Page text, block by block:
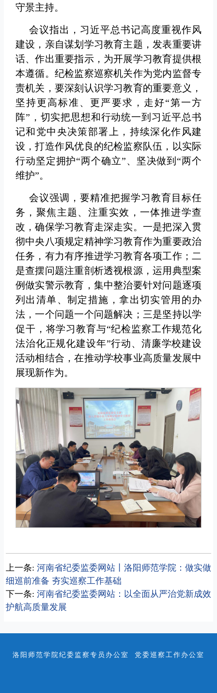
守景主持。
会议指出，习近平总书记高度重视作风
建设，亲自谋划学习教育主题，发表重要讲
话、作出重要指示，为开展学习教育提供根
本遵循。纪检监察巡察机关作为党内监督专
责机关，要深刻认识学习教育的重要意义，
坚持更高标准、更严要求，走好“第一方
阵”，切实把思想和行动统一到习近平总书
记和党中央决策部署上，持续深化作风建
设，打造作风优良的纪检监察队伍，以实际
行动坚定拥护“两个确立”、坚决做到“两个
维护”。
会议强调，要精准把握学习教育目标任
务，聚焦主题、注重实效，一体推进学查
改，确保学习教育走深走实。一是把深入贯
彻中央八项规定精神学习教育作为重要政治
任务，有力有序推进学习教育各项工作；二
是查摆问题注重剖析透视根源，运用典型案
例做实警示教育，集中整治要针对问题逐项
列出清单、制定措施，拿出切实管用的办
法，一个问题一个问题解决；三是坚持以学
促干，将学习教育与“纪检监察工作规范化
法治化正规化建设年”行动、清廉学校建设
活动相结合，在推动学校事业高质量发展中
展现新作为。
上一条: 河南省纪委监委网站丨洛阳师范学院：做实做
细巡前准备 夯实巡察工作基础
下一条: 河南省纪委监委网站：以全面从严治党新成效
护航高质量发展
洛阳师范学院纪委监察专员办公室 党委巡察工作办公室